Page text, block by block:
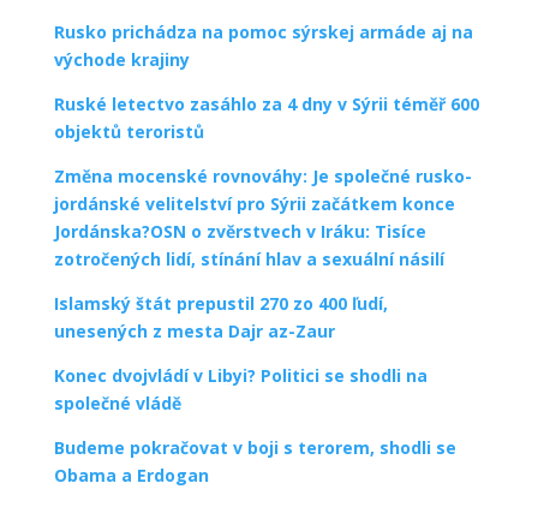
Rusko prichádza na pomoc sýrskej armáde aj na
východe krajiny
Ruské letectvo zasáhlo za 4 dny v Sýrii téměř 600
objektů teroristů
Změna mocenské rovnováhy: Je společné rusko-
jordánské velitelství pro Sýrii začátkem konce
Jordánska?OSN o zvěrstvech v Iráku: Tisíce
zotročených lidí, stínání hlav a sexuální násilí
Islamský štát prepustil 270 zo 400 ľudí,
unesených z mesta Dajr az-Zaur
Konec dvojvládí v Libyi? Politici se shodli na
společné vládě
Budeme pokračovat v boji s terorem, shodli se
Obama a Erdogan